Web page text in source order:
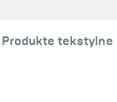
Produkte tekstylne